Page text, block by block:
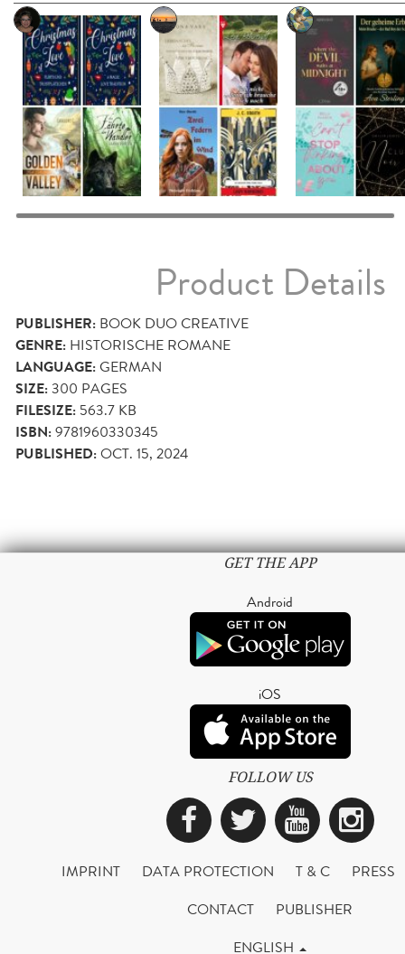
Product Details
PUBLISHER: BOOK DUO CREATIVE
GENRE: HISTORISCHE ROMANE
LANGUAGE:GERMAN
SIZE:300 PAGES
FILESIZE: 563.7 KB
ISBN:9781960330345
PUBLISHED:OCT. 15, 2024
GET THE APP
Android
iOS
FOLLOW US
Facebook
Twitter
IMPRINT DATA PROTECTION T & C
PRESS
CONTACT
PUBLISHER
ENGLISH